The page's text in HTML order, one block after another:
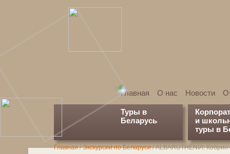
Главная О нас Новости
Туры в
Беларусь
и
туры в
Главная/Экскурсии по Беларуси/АLBARUTHENIA: